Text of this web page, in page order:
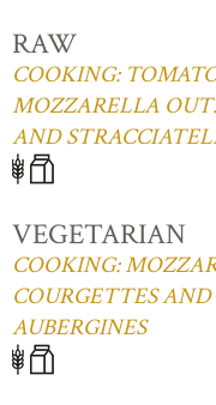
RAW
COOKING:
MOZZARELLA
AND
VEGETARIAN
COOKING:
COURGETTES AND
AUBERGINES